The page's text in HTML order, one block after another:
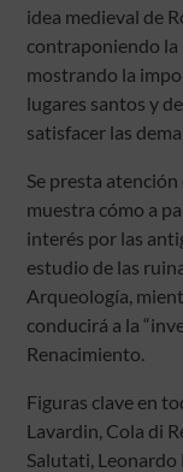
idea medieval de
contraponiendo la
mostrando la
lugares santos y
satisfacer las
Se presta atención
muestra cómo a
interés por las
estudio de las
Arqueología,
conducirá a la
Renacimiento.
Figuras clave en
Lavardin, Cola di
Salutati, Leonardo